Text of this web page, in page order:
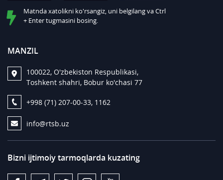
Matnda xatolikni ko'rsangiz, uni belgilang va Ctrl
+ Enter tugmasini bosing.
MANZIL
100022, O'zbekiston Respublikasi,
Toshkent shahri, Bobur ko'chasi 77
+998 (71) 207-00-33, 1162
info@rtsb.uz
Bizni ijtimoiy tarmoqlarda kuzating